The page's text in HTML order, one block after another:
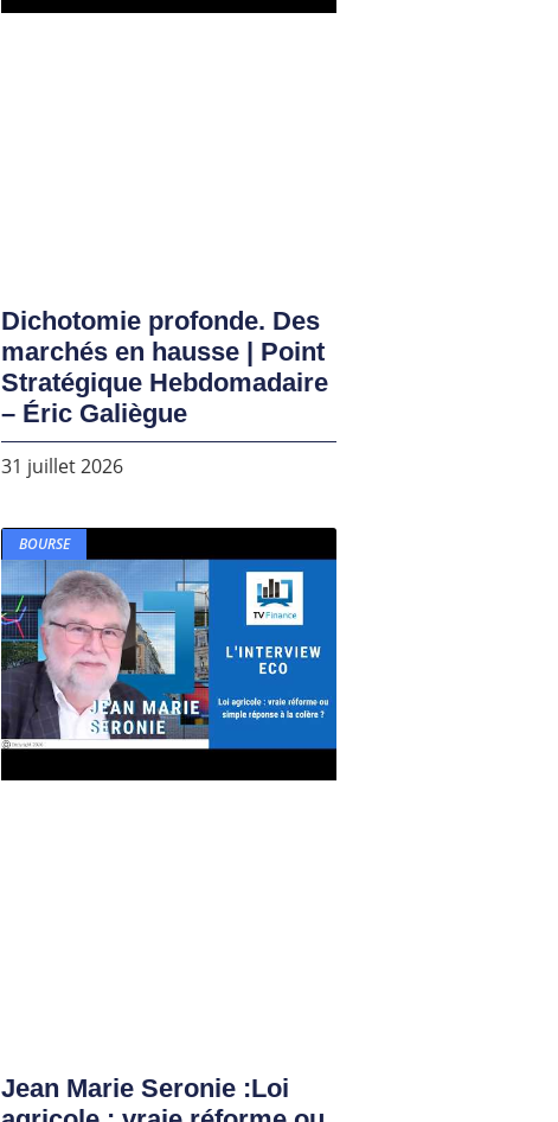
Dichotomie profonde. Des
marchés en hausse | Point
Stratégique Hebdomadaire
– Éric Galiègue
31 juillet 2026
BOURSE
Jean Marie Seronie :Loi